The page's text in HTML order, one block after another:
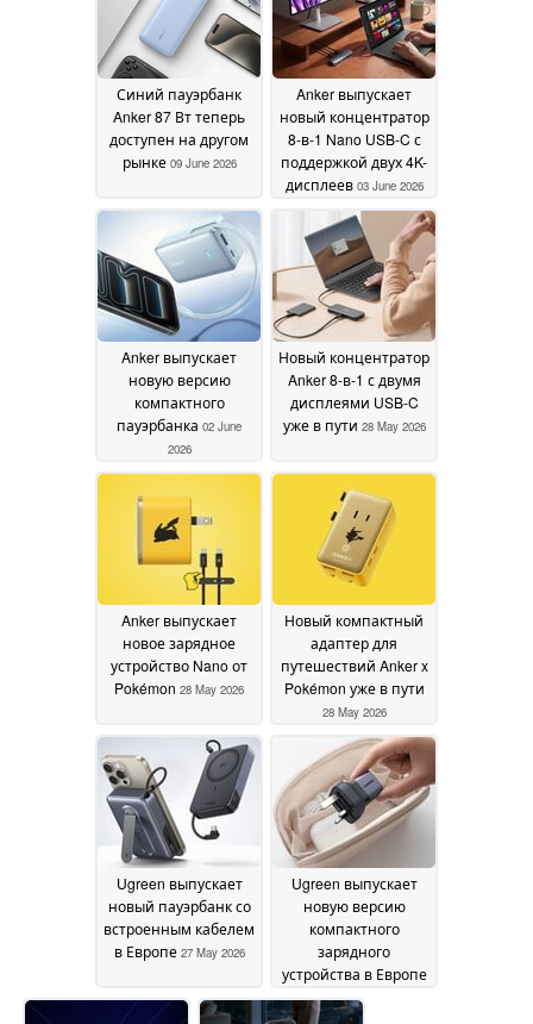
Синий пауэрбанк
Anker 87 Вт теперь
доступен на другом
рынке 09 June 2026
Anker выпускает
новый концентратор
8-в-1 Nano USB-C с
поддержкой двух 4K-
дисплеев 03 June 2026
Anker выпускает
новую версию
компактного
пауэрбанка 02 June
2026
Новый концентратор
Anker 8-в-1 с двумя
дисплеями USB-C
уже в пути 28 May 2026
Anker выпускает
новое зарядное
устройство Nano от
Pokémon 28 May 2026
Новый компактный
адаптер для
путешествий Anker x
Pokémon уже в пути
28 May 2026
Ugreen выпускает
новый пауэрбанк со
встроенным кабелем
в Европе 27 May 2026
Ugreen выпускает
новую версию
компактного
зарядного
устройства в Европе
27 May 2026